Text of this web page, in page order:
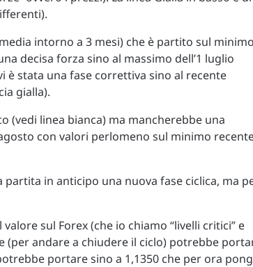
intorno a 3 mesi) che è partito sul minimo
decisa forza sino al massimo dell’1 luglio
è stata una fase correttiva sino al recente
gialla).
(vedi linea bianca) ma mancherebbe una
con valori perlomeno sul minimo
in anticipo una nuova fase ciclica, ma
sul Forex (che io chiamo “livelli critici” e
(per andare a chiudere il ciclo) potrebbe
portare sino a 1,1350 che per ora